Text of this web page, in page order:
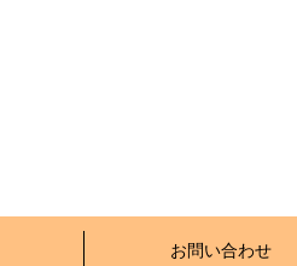
お問い合わせ